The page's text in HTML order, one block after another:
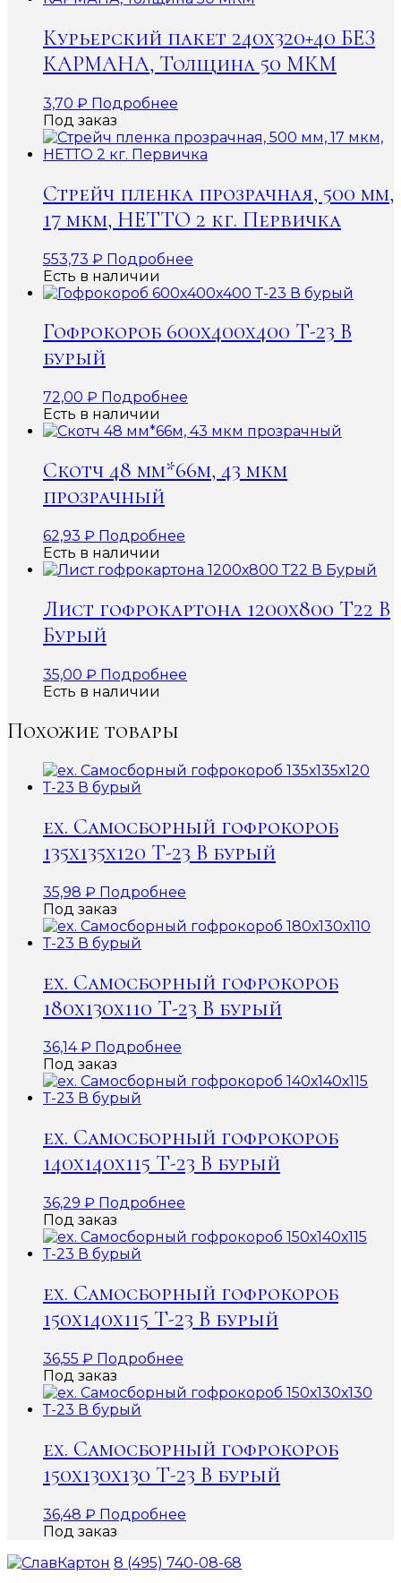
Курьерский пакет 240х320+40 БЕЗ
КАРМАНА, Толщина 50 МКМ
3,70 ₽ Подробнее
Под заказ
Стрейч пленка прозрачная, 500 мм,
17 мкм, НЕТТО 2 кг. Первичка
553,73 ₽ Подробнее
Есть в наличии
Гофрокороб 600x400x400 Т-23 В
бурый
72,00 ₽ Подробнее
Есть в наличии
Скотч 48 мм*66м, 43 мкм
прозрачный
62,93 ₽ Подробнее
Есть в наличии
Лист гофрокартона 1200х800 Т22 В
Бурый
35,00 ₽ Подробнее
Есть в наличии
Похожие товары
ex. Самосборный гофрокороб
135х135х120 Т-23 В бурый
35,98 ₽ Подробнее
Под заказ
ex. Самосборный гофрокороб
180х130х110 Т-23 В бурый
36,14₽ Подробнее
Под заказ
ex. Самосборный гофрокороб
140х140х115 Т-23 В бурый
36,29 ₽ Подробнее
Под заказ
ex. Самосборный гофрокороб
150х140х115 Т-23 В бурый
36,55 ₽ Подробнее
Под заказ
ex. Самосборный гофрокороб
150х130х130 Т-23 В бурый
36,48 ₽ Подробнее
Под заказ
8 (495) 740-08-68